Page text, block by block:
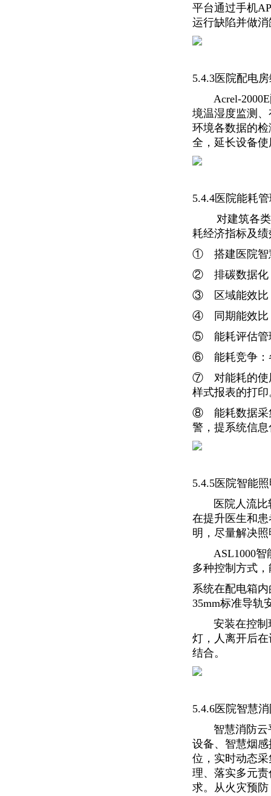
平台通过手机
运行缺陷并做
5.4.3医院配电
Acrel-2000E
境温湿度监测
环境各数据的
全，延长设备
5.4.4医院能耗
对建筑各类耗
耗经济指标及
① 搭建医院智
② 排碳数据化
③ 区域能效比
④ 同期能效比
⑤ 能耗评估管
⑥ 能耗竞争：
⑦ 对能耗的使
样式报表的打
⑧ 能耗数据采
警，提系统信
5.4.5医院智能
医院人流比较
在提升医生和
明，尽量解决
ASL1000智能
多种控制方式
系统在配电箱
35mm标准导轨
安装在控制现
灯，人离开后
结合。
5.4.6医院智慧
智慧消防云平
设备、智慧烟
位，实时动态
理、落实多元
求。从火灾预